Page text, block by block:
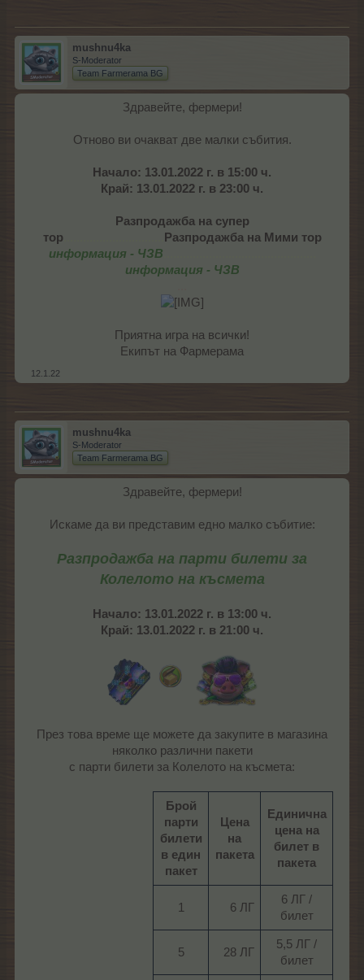
mushnu4ka
S-Moderator
Team Farmerama BG
Здравейте, фермери!
Отново ви очакват две малки събития.
Начало: 13.01.2022 г. в 15:00 ч.
Край: 13.01.2022 г. в 23:00 ч.
Разпродажба на супер
тор
Разпродажба на Мими тор
информация - ЧЗВ
информация - ЧЗВ
Приятна игра на всички!
Екипът на Фармерама​
12.1.22
mushnu4ka
S-Moderator
Team Farmerama BG
Здравейте, фермери!
Искаме да ви представим едно малко събитие:
Разпродажба на парти билети за
Колелото на късмета
Начало: 13.01.2022 г. в 13:00 ч.
Край: 13.01.2022 г. в 21:00 ч.
През това време ще можете да закупите в магазина
няколко различни пакети
с парти билети за Колелото на късмета:
Брой
парти
билети
в един
пакет
Цена
на
пакета
Единична
цена на
билет в
пакета
1​ 6 ЛГ​
6 ЛГ /
билет​
5​ 28 ЛГ​
5,5 ЛГ /
билет​